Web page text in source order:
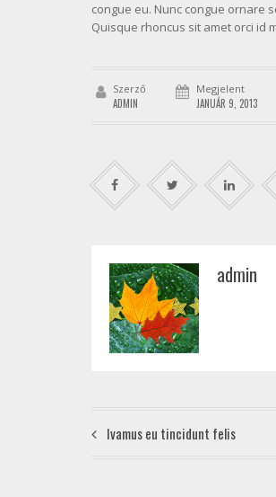
congue eu. Nunc congue ornare
Quisque rhoncus sit amet orci id
Szerző
ADMIN
Megjelent
JANUÁR 9, 2013
admin
Ivamus eu tincidunt felis